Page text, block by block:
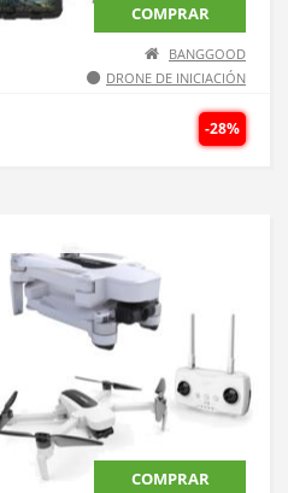
COMPRAR
BANGGOOD
DRONE DE INICIACIÓN
-28%
COMPRAR